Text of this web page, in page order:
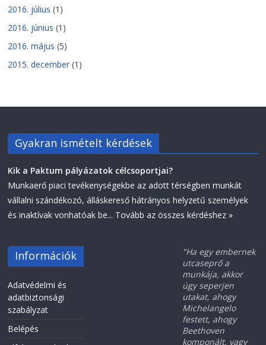
2016. július (1)
2016. június (1)
2016. május (5)
2015. december (1)
Gyakran ismételt kérdések
Kik a Paktum pályázatok célcsoportjai?
Munkaerő piaci tevékenységekbe az adott térségben munkát
vállalni szándékozó, álláskereső hátrányos helyzetű személyek
és inaktívak vonhatóak be... Tovább az összes kérdéshez »
Információk
Adatvédelmi és
adatbiztonsági
szabályzat
Belépés
"Ha egy embernek
utcaseprő a
munkája, akkor
úgy seperjen
utakat, ahogy
Michelangelo
festett, ahogy
Beethoven
komponált, vagy